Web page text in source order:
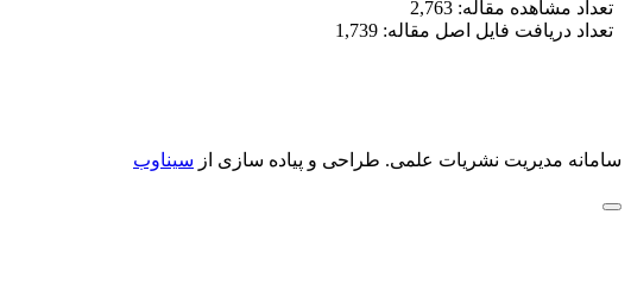
تعداد مشاهده مقاله: 2,763
تعداد دریافت فایل اصل مقاله: 1,739
سامانه مدیریت نشریات علمی. طراحی و پیاده سازی از سیناوب